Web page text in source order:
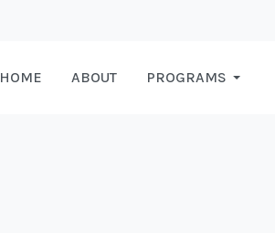
HOME ABOUT PROGRAMS